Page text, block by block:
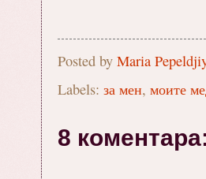
Posted by Maria
Labels: за мен, моите
8